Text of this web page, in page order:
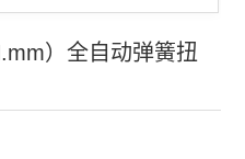
）全自动弹簧扭